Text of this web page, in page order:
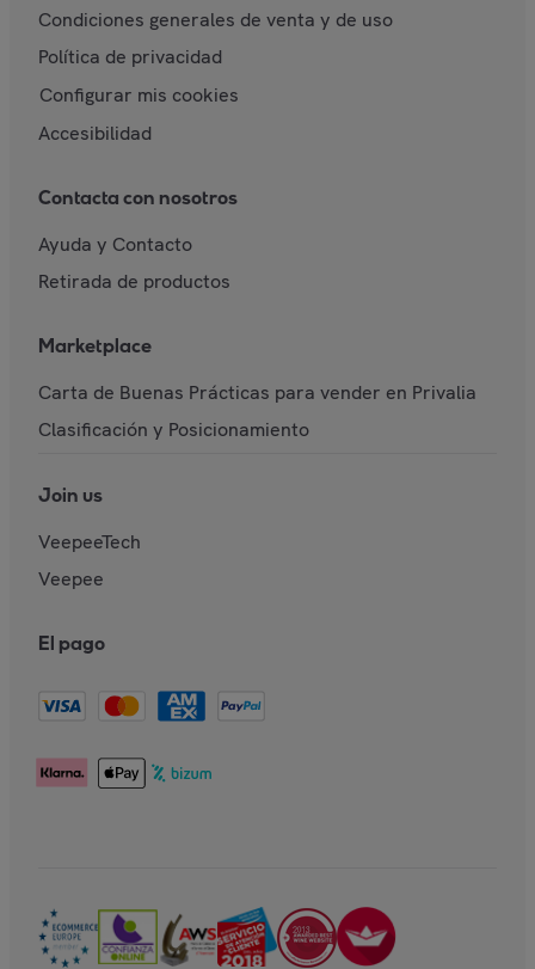
Condiciones generales de venta y de uso
Política de privacidad
Configurar mis cookies
Accesibilidad
Contacta con nosotros
Ayuda y Contacto
Retirada de productos
Marketplace
Carta de Buenas Prácticas para vender en Privalia
Clasificación y Posicionamiento
Join us
VeepeeTech
Veepee
El pago